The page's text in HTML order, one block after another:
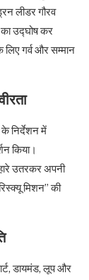
लीडर गौरव
उद्घोष कर
लिए गर्व और सम्मान
निर्देशन में
किया।
उतरकर अपनी
मिशन” की
डायमंड, लूप और